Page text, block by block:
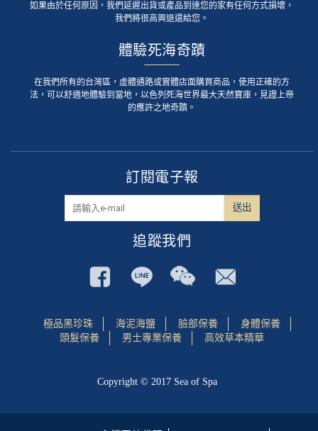
如果由於任何原因，我們延遲出貨或產品到達您的家有任何方式損壞，
我們將很高興退還給您。
體驗死海奇蹟
在我們所有的台灣區，虛體通路或實體店面購買商品，使用正確的方
法，可以舒適地體驗到當地，以色列死海世界最大天然寶庫，見證上帝
的應許之地奇蹟。
訂閱電子報
追蹤我們
極品黑珍珠 海泥海鹽 臉部保養
身體保養
頭髮保養
男士專業保養 高效草本精華
Copyright © 2017 Sea of Spa